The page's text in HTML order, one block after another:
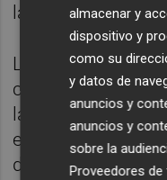
la Moda de Ibiza
La herencia
con valores de
la princesa
embajadora de
diseñadores de
almacenar y
dispositivo y
como su
y datos de
anuncios y
anuncios y
sobre la
Proveedores